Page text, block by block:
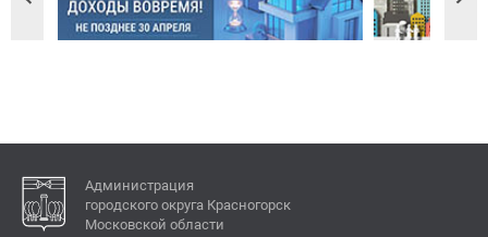
Администрация
городского округа Красногорск
Московской области